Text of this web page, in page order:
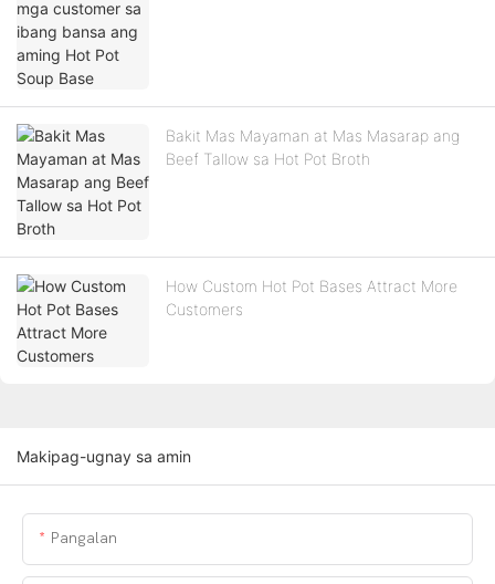
Bakit Mas Mayaman at Mas Masarap ang
Beef Tallow sa Hot Pot Broth
How Custom Hot Pot Bases Attract More
Customers
Makipag-ugnay sa amin
Pangalan